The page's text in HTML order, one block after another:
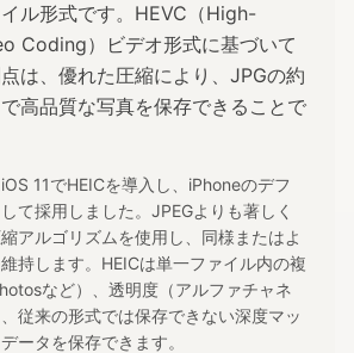
ル形式です。HEVC（High-
Coding）ビデオ形式に基づいて
は、優れた圧縮により、JPGの約
高品質な写真を保存できることで
11でHEICを導入し、iPhoneのデフ
て採用しました。JPEGよりも著しく
アルゴリズムを使用し、同様またはよ
持します。HEICは単一ファイル内の複
など）、透明度（アルファチャネ
従来の形式では保存できない深度マッ
ータを保存できます。